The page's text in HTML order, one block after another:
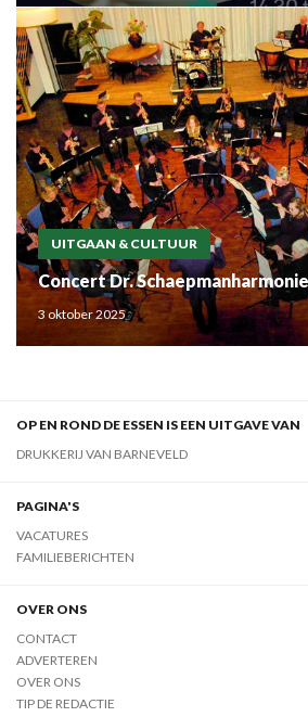
UITGAAN & CULTUUR
Concert Dr. Schaepmanharmonie
3 oktober 2025
OP EN ROND DE ESSEN IS EEN UITGAVE VAN
DRUKKERIJ VAN BARNEVELD
PAGINA'S
VACATURES
FAMILIEBERICHTEN
OVER ONS
CONTACT
ADVERTEREN
OVER ONS
TIP DE REDACTIE